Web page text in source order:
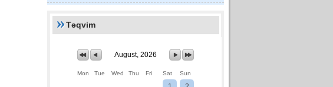
Təqvim
August, 2026
Mon Tue Wed Thu Fri Sat Sun